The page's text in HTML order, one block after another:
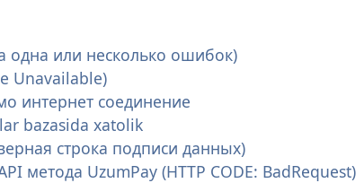
или несколько ошибок)
Unavailable)
интернет соединение
bazasida xatolik
строка подписи данных)
метода UzumPay (HTTP CODE: BadRequest)